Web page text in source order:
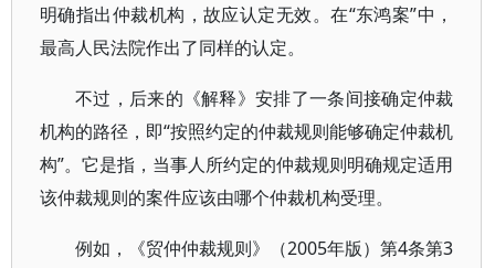
明确指出仲裁机构，故应认定无效。在“东鸿案”中，
最高人民法院作出了同样的认定。
不过，后来的《解释》安排了一条间接确定仲裁
机构的路径，即“按照约定的仲裁规则能够确定仲裁机
构”。它是指，当事人所约定的仲裁规则明确规定适用
该仲裁规则的案件应该由哪个仲裁机构受理。
例如，《贸仲仲裁规则》（2005年版）第4条第3